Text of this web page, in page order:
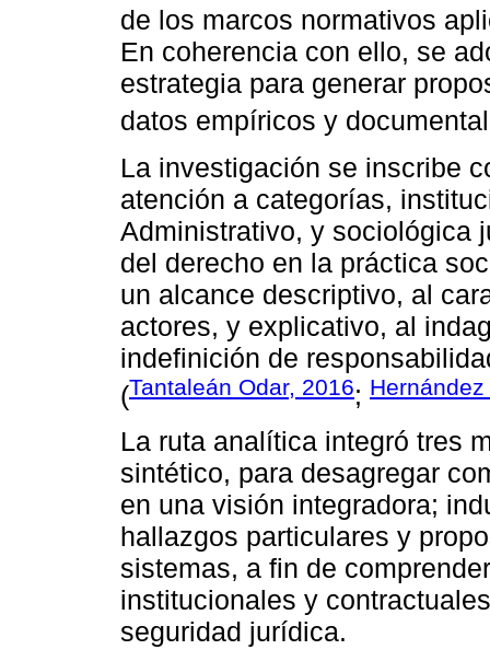
de los marcos normativos
En coherencia con ello, se
estrategia para generar
datos empíricos y
La investigación se inscribe
atención a categorías,
Administrativo, y sociológica
del derecho en la práctica
un alcance descriptivo, al
actores, y explicativo, al
indefinición de
(Tantaleán Odar, 2016;
La ruta analítica integró tres
sintético, para desagregar
en una visión integradora;
hallazgos particulares y
sistemas, a fin de
institucionales y
seguridad jurídica.